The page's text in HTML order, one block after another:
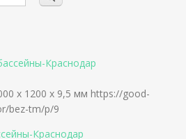
Краснодар
x 1200 x 9,5 мм https://good-
bez-tm/p/9
Краснодар